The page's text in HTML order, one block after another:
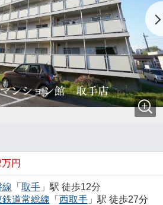
円
線 「 取手」駅 徒歩12分
鉄道常総線 「 西取手」駅 徒歩27分